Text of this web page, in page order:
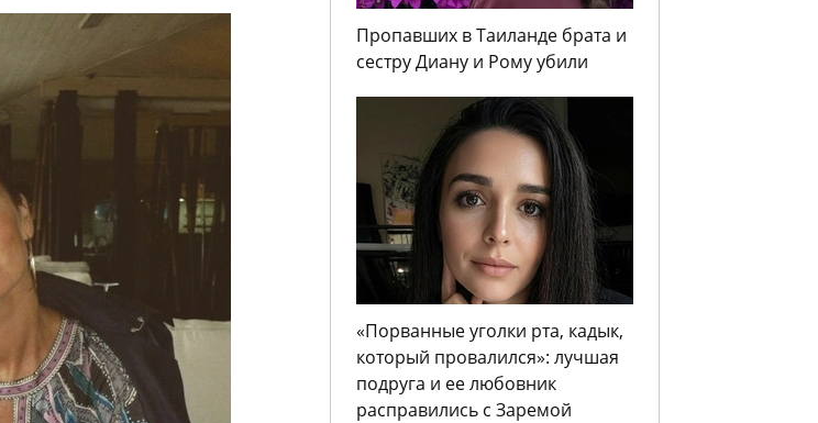
Пропавших в Таиланде брата и
сестру Диану и Рому убили
«Порванные уголки рта, кадык,
который провалился»: лучшая
подруга и ее любовник
расправились с Заремой